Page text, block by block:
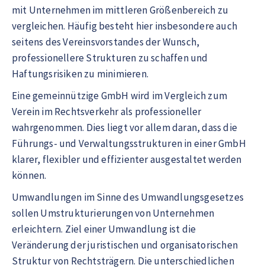
mit Unternehmen im mittleren Größenbereich zu
vergleichen. Häufig besteht hier insbesondere auch
seitens des Vereinsvorstandes der Wunsch,
professionellere Strukturen zu schaffen und
Haftungsrisiken zu minimieren.
Eine gemeinnützige GmbH wird im Vergleich zum
Verein im Rechtsverkehr als professioneller
wahrgenommen. Dies liegt vor allem daran, dass die
Führungs- und Verwaltungsstrukturen in einer GmbH
klarer, flexibler und effizienter ausgestaltet werden
können.
Umwandlungen im Sinne des Umwandlungsgesetzes
sollen Umstrukturierungen von Unternehmen
erleichtern. Ziel einer Umwandlung ist die
Veränderung der juristischen und organisatorischen
Struktur von Rechtsträgern. Die unterschiedlichen